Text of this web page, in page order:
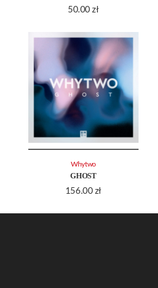
50.00zł
GHOST
156.00 zł
Whytwo